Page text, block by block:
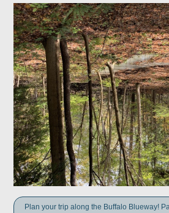
Plan your trip along the Buffalo Blueway!